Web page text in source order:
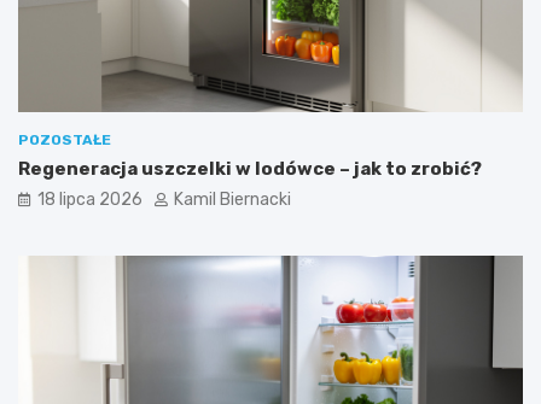
POZOSTAŁE
Regeneracja uszczelki w lodówce – jak to zrobić?
18 lipca 2026 Kamil Biernacki